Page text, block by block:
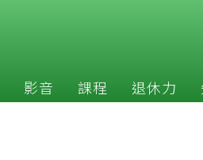
影音 課程 退休力